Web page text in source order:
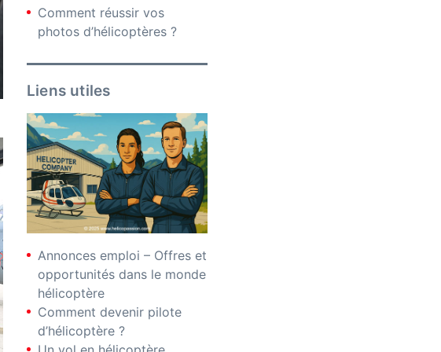
Comment réussir vos
photos d’hélicoptères ?
Liens utiles
Annonces emploi – Offres et
opportunités dans le monde
hélicoptère
Comment devenir pilote
d’hélicoptère ?